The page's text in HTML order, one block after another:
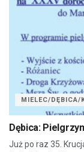
MIELEC/DĘBICA/
Dębica:
Już po raz 35.